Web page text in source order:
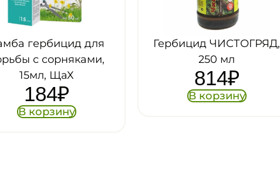
ЧИСТОГРЯД,
250 мл
814₽
В корзину
Гербицид ЧИСТОГРЯД,
500 мл
1 742₽
В корзину